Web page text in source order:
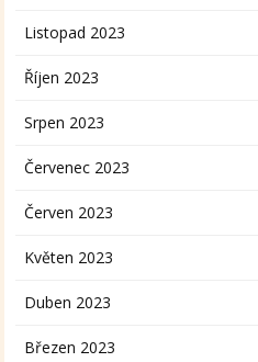
Listopad 2023
Říjen 2023
Srpen 2023
Červenec 2023
Červen 2023
Květen 2023
Duben 2023
Březen 2023